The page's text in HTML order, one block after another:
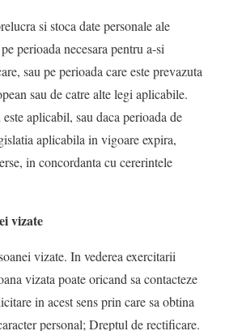
si stoca date personale ale
perioada necesara pentru a-si
sau pe perioada care este prevazuta
sau de catre alte legi aplicabile.
aplicabil, sau daca perioada de
aplicabila in vigoare expira,
in concordanta cu cererintele
vizate
vizate. In vederea exercitarii
vizata poate oricand sa contacteze
in acest sens prin care sa obtina
personal; Dreptul de rectificare.